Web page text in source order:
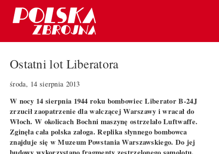
Ostatni lot Liberatora
środa, 14 sierpnia 2013
W nocy 14 sierpnia 1944 roku bombowiec Liberator B-24J
zrzucił zaopatrzenie dla walczącej Warszawy i wracał do
Włoch. W okolicach Bochni maszynę ostrzelało Luftwaffe.
Zginęła cała polska załoga. Replika słynnego bombowca
znajduje się w Muzeum Powstania Warszawskiego. Do jej